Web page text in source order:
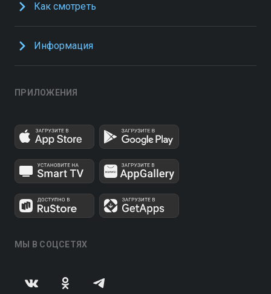
Как смотреть
Информация
ПРИЛОЖЕНИЯ
МЫ В СОЦСЕТЯХ